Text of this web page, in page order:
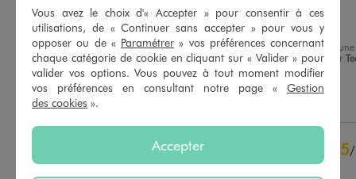
Basé sur23 avis soumis à un
contrôle
Voir tous les avis sur ce site
3
Parfaite .
Avis du23/07/2026 , suite à une
expérience du10/07/2026 par
M.
Utile Signaler
5/
Avis vérifié et récompensé
Vous avez le choix d'« Accepter » pour consentir à ces
utilisations, de « Continuer sans accepter » pour vous y
opposer ou de « Paramétrer » vos préférences concernant
chaque catégorie de cookie en cliquant sur « Valider » pour
valider vos options. Vous pouvez à tout moment modifier
vos préférences en consultant notre page « Gestion
des cookies ».
Accepter